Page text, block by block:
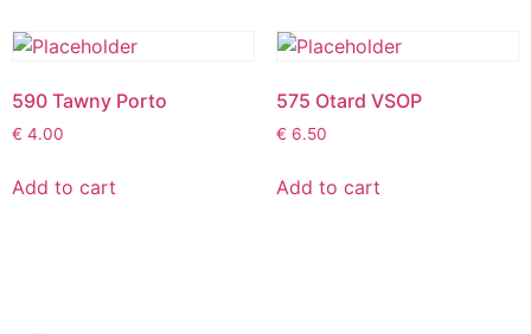
590 Tawny Porto
€ 4.00
Add to cart
575 Otard VSOP
€ 6.50
Add to cart